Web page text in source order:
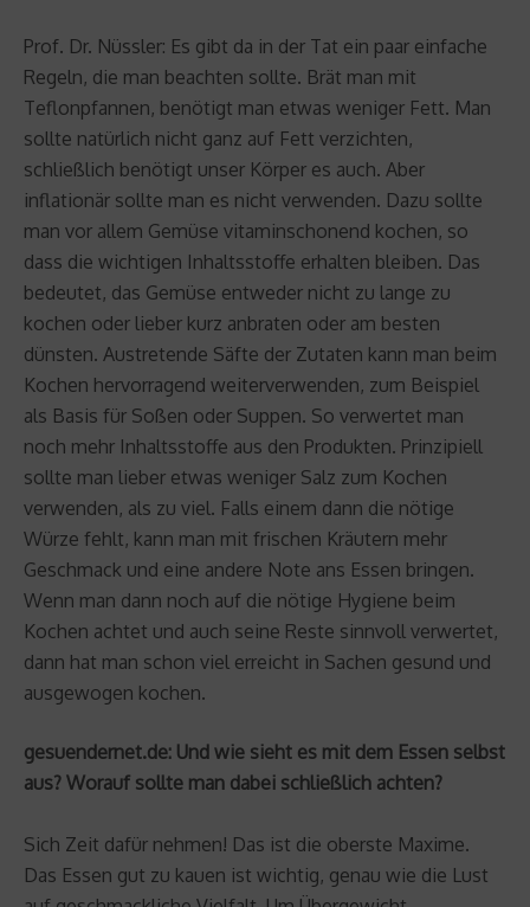
Prof. Dr. Nüssler: Es gibt da in der Tat ein paar einfache
Regeln, die man beachten sollte. Brät man mit
Teflonpfannen, benötigt man etwas weniger Fett. Man
sollte natürlich nicht ganz auf Fett verzichten,
schließlich benötigt unser Körper es auch. Aber
inflationär sollte man es nicht verwenden. Dazu sollte
man vor allem Gemüse vitaminschonend kochen, so
dass die wichtigen Inhaltsstoffe erhalten bleiben. Das
bedeutet, das Gemüse entweder nicht zu lange zu
kochen oder lieber kurz anbraten oder am besten
dünsten. Austretende Säfte der Zutaten kann man beim
Kochen hervorragend weiterverwenden, zum Beispiel
als Basis für Soßen oder Suppen. So verwertet man
noch mehr Inhaltsstoffe aus den Produkten. Prinzipiell
sollte man lieber etwas weniger Salz zum Kochen
verwenden, als zu viel. Falls einem dann die nötige
Würze fehlt, kann man mit frischen Kräutern mehr
Geschmack und eine andere Note ans Essen bringen.
Wenn man dann noch auf die nötige Hygiene beim
Kochen achtet und auch seine Reste sinnvoll verwertet,
dann hat man schon viel erreicht in Sachen gesund und
ausgewogen kochen.
gesuendernet.de: Und wie sieht es mit dem Essen selbst
aus? Worauf sollte man dabei schließlich achten?
Sich Zeit dafür nehmen! Das ist die oberste Maxime.
Das Essen gut zu kauen ist wichtig, genau wie die Lust